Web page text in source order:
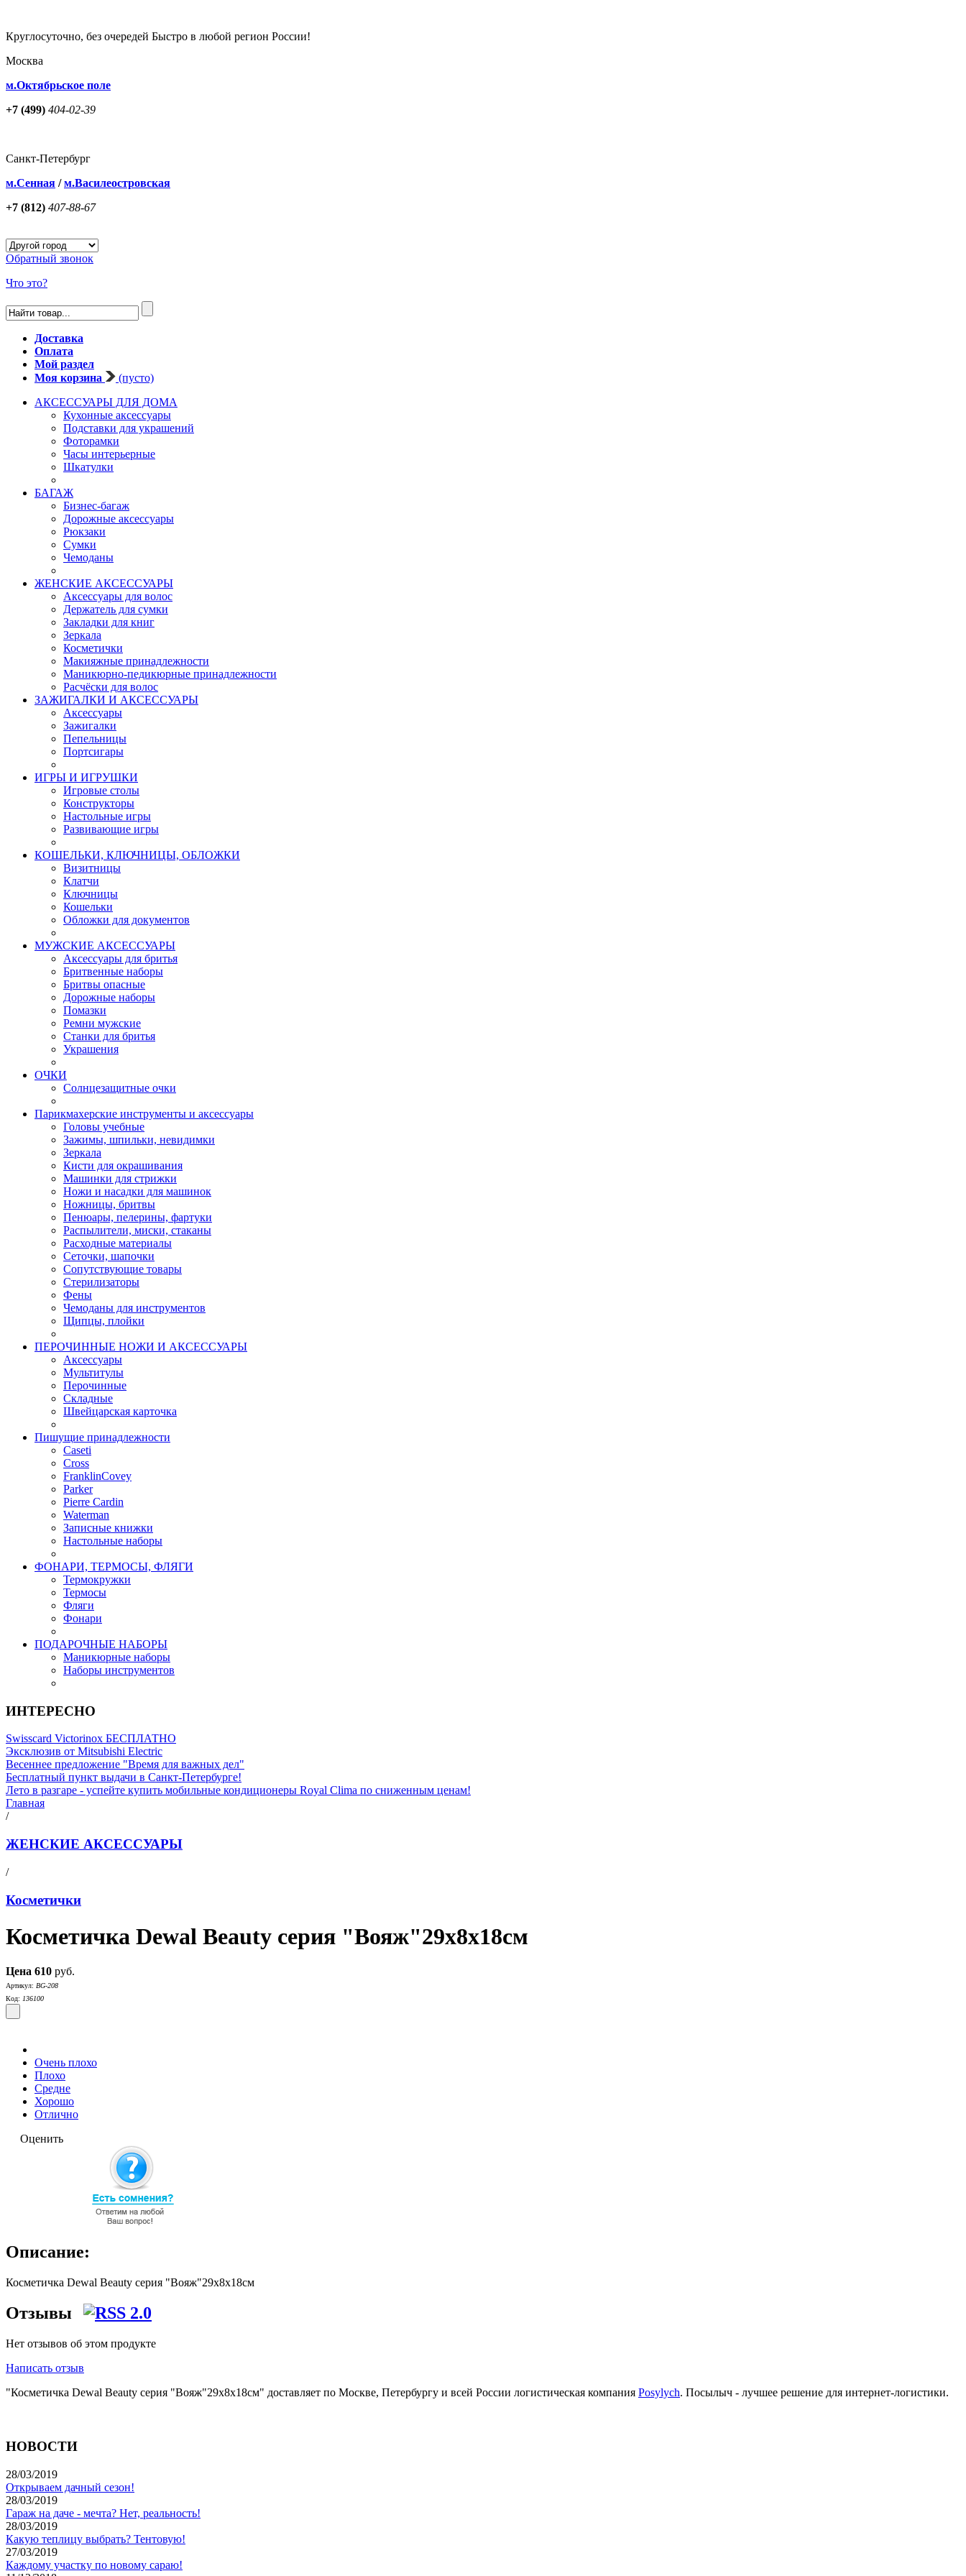
Круглосуточно, без очередей Быстро в любой регион России!
Москва
м.Октябрьское поле
+7 (499) 404-02-39
Санкт-Петербург
м.Сенная /м.Василеостровская
+7 (812) 407-88-67
Обратный звонок
Что это?
Доставка
Оплата
Мой раздел
Моя корзина
(пусто)
АКСЕССУАРЫ ДЛЯ ДОМА
Кухонные аксессуары
Подставки для украшений
Фоторамки
Часы интерьерные
Шкатулки
БАГАЖ
Бизнес-багаж
Дорожные аксессуары
Рюкзаки
Сумки
Чемоданы
ЖЕНСКИЕ АКСЕССУАРЫ
Аксессуары для волос
Держатель для сумки
Закладки для книг
Зеркала
Косметички
Макияжные принадлежности
Маникюрно-педикюрные принадлежности
Расчёски для волос
ЗАЖИГАЛКИ И АКСЕССУАРЫ
Аксессуары
Зажигалки
Пепельницы
Портсигары
ИГРЫ И ИГРУШКИ
Игровые столы
Конструкторы
Настольные игры
Развивающие игры
КОШЕЛЬКИ, КЛЮЧНИЦЫ, ОБЛОЖКИ
Визитницы
Клатчи
Ключницы
Кошельки
Обложки для документов
МУЖСКИЕ АКСЕССУАРЫ
Аксессуары для бритья
Бритвенные наборы
Бритвы опасные
Дорожные наборы
Помазки
Ремни мужские
Станки для бритья
Украшения
ОЧКИ
Солнцезащитные очки
Парикмахерские инструменты и аксессуары
Головы учебные
Зажимы, шпильки, невидимки
Зеркала
Кисти для окрашивания
Машинки для стрижки
Ножи и насадки для машинок
Ножницы, бритвы
Пенюары, пелерины, фартуки
Распылители, миски, стаканы
Расходные материалы
Сеточки, шапочки
Сопутствующие товары
Стерилизаторы
Фены
Чемоданы для инструментов
Щипцы, плойки
ПЕРОЧИННЫЕ НОЖИ И АКСЕССУАРЫ
Аксессуары
Мультитулы
Перочинные
Складные
Швейцарская карточка
Пишущие принадлежности
Caseti
Cross
FranklinCovey
Parker
Pierre Cardin
Waterman
Записные книжки
Настольные наборы
ФОНАРИ, ТЕРМОСЫ, ФЛЯГИ
Термокружки
Термосы
Фляги
Фонари
ПОДАРОЧНЫЕ НАБОРЫ
Маникюрные наборы
Наборы инструментов
ИНТЕРЕСНО
Swisscard Victorinox БЕСПЛАТНО
Эксклюзив от Mitsubishi Electric
Весеннее предложение "Время для важных дел"
Бесплатный пункт выдачи в Санкт-Петербурге!
Лето в разгаре - успейте купить мобильные кондиционеры Royal Clima по сниженным ценам!
Главная
/
ЖЕНСКИЕ АКСЕССУАРЫ
/
Косметички
Косметичка Dewal Beauty серия "Вояж"29х8х18см
Цена 610 руб.
Артикул: BG-208
Код: 136100
Очень плохо
Плохо
Средне
Хорошо
Отлично
Оценить
Описание:
Косметичка Dewal Beauty серия "Вояж"29х8х18см
Отзывы
Нет отзывов об этом продукте
Написать отзыв
"Косметичка Dewal Beauty серия "Вояж"29х8х18см" доставляет по Москве, Петербургу и всей России логистическая компания Posylych. Посылыч - лучшее решение для интернет-логистики.
НОВОСТИ
28/03/2019
Открываем дачный сезон!
28/03/2019
Гараж на даче - мечта? Нет, реальность!
28/03/2019
Какую теплицу выбрать? Тентовую!
27/03/2019
Каждому участку по новому сараю!